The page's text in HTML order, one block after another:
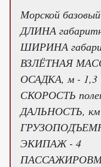
Морской
ДЛИНА
ШИРИНА
ВЗЛЁТНАЯ
ОСАДКА, м - 1,3
СКОРОСТЬ
ДАЛЬНОСТЬ, км
ЭКИПАЖ - 4